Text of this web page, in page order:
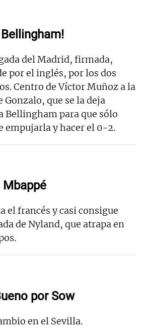
Bellingham!
del Madrid, firmada,
por el inglés, por los dos
Centro de Víctor Muñoz a la
Gonzalo, que se la deja
Bellingham para que sólo
empujarla y hacer el 0-2.
Mbappé
el francés y casi consigue
de Nyland, que atrapa en
por Sow
en el Sevilla.